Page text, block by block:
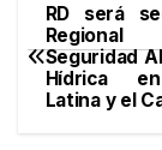
de
entradas
RD será
Seguridad
Hídrica
Latina y el